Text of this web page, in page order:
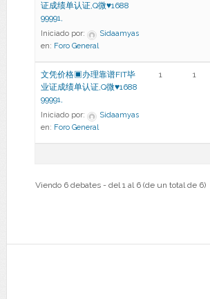
证成绩单认证,Q微♥1688
99991,
Iniciado por:
Sidaamyas
en: Foro General
文凭价格▣办理靠谱FIT毕
业证成绩单认证,Q微♥1688
99991,
Iniciado por:
Sidaamyas
en: Foro General
1 1
Viendo 6 debates - del 1 al 6 (de un total de 6)